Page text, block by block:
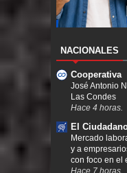
NACIONALES
Cooperativa
José Antonio
Las Condes
Hace 4 horas.
El
Mercado
y a
con foco en el
Hace 7 horas.